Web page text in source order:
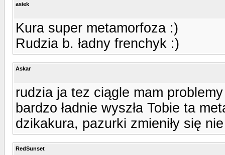
asiek
Kura super metamorfoza :)
Rudzia b. ładny frenchyk :)
Askar
rudzia ja tez ciągle mam
bardzo ładnie wyszła Tobie ta
dzikakura, pazurki zmieniły się
RedSunset